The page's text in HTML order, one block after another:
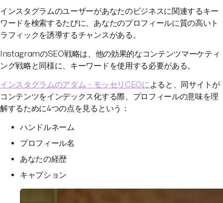
インスタグラムのユーザーがあなたのビジネスに関連するキー
ワードを検索するたびに、あなたのプロフィールに質の高いト
ラフィックを誘導するチャンスがある。
InstagramのSEO戦略は、他の効果的なコンテンツマーケティ
ング戦略と同様に、キーワードを使用する必要がある。
インスタグラムのアダム・モッセリCEOに よると、同サイトが
コンテンツをインデックス化する際、プロフィールの意味を理
解するために4つの点を見るという：
ハンドルネーム
プロフィール名
あなたの経歴
キャプション